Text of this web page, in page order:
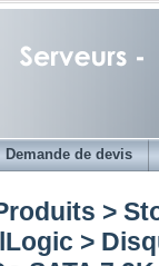
Demande de devis
>
>